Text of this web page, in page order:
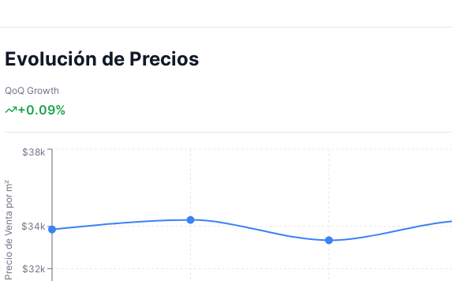
Evolución de Precios
QoQ Growth
+0.09%
$32k
$34k
$38k
Precio de Venta por m²